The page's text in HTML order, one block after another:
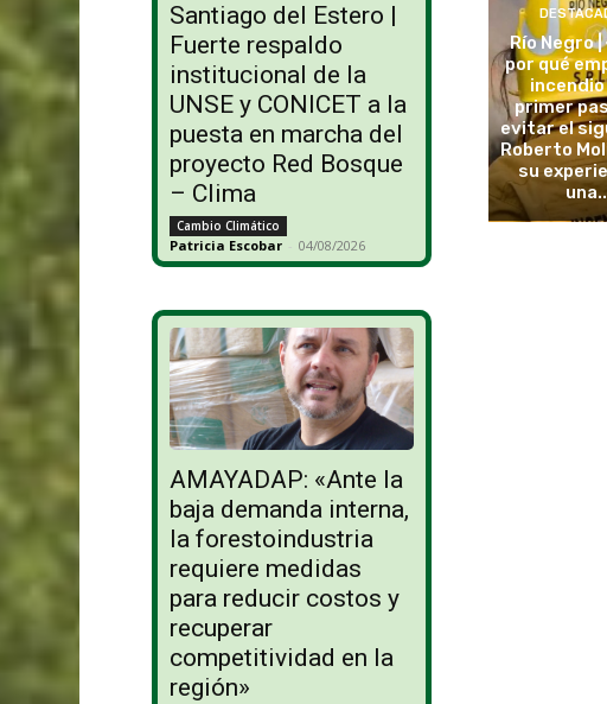
Santiago del Estero |
Fuerte respaldo
institucional de la
UNSE y CONICET a la
puesta en marcha del
proyecto Red Bosque
– Clima
Cambio Climático
Patricia Escobar - 04/08/2026
AMAYADAP: «Ante la
baja demanda interna,
la forestoindustria
requiere medidas
para reducir costos y
recuperar
competitividad en la
región»
Río Negro
por qué
incendio
primer
evitar el
Roberto
su